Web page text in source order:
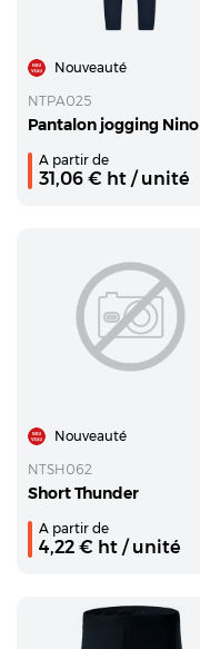
Nouveauté
NTPA025
Pantalon jogging Nino
A partir de
31,06 € ht / unité
Nouveauté
NTSH062
Short Thunder
A partir de
4,22 € ht / unité